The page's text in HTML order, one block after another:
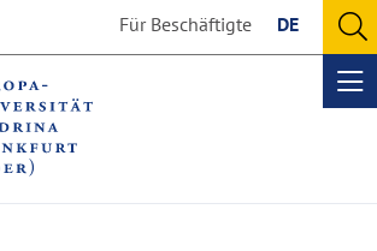
Für Beschäftigte DE